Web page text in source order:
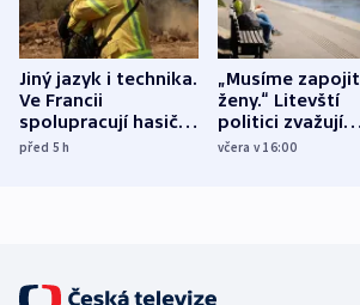
Jiný jazyk i technika.
Ve Francii
spolupracují hasiči z
různých zemí
před 5h
„Musíme zapojit
ženy.“ Litevští
politici zvažují
dohodu o
včera v 16:00